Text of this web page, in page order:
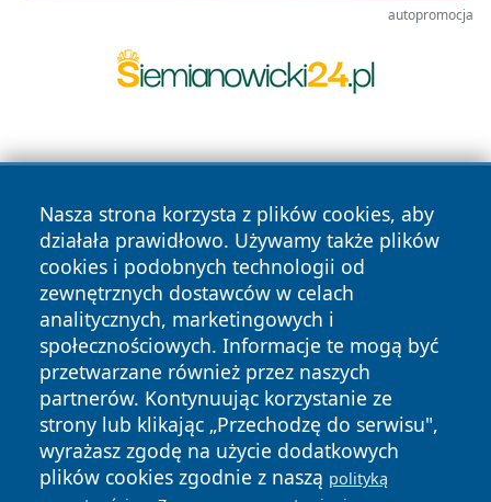
autopromocja
Nasza strona korzysta z plików cookies, aby
działała prawidłowo. Używamy także plików
cookies i podobnych technologii od
zewnętrznych dostawców w celach
analitycznych, marketingowych i
społecznościowych. Informacje te mogą być
przetwarzane również przez naszych
partnerów. Kontynuując korzystanie ze
strony lub klikając „Przechodzę do serwisu",
wyrażasz zgodę na użycie dodatkowych
plików cookies zgodnie z naszą polityką
Copyright © 2026 czestochowanews.pl Wszystkie prawa
zastrzeżone.
News Autorzy
Polityka
Prywatności
Polityka
Cookies
cześć